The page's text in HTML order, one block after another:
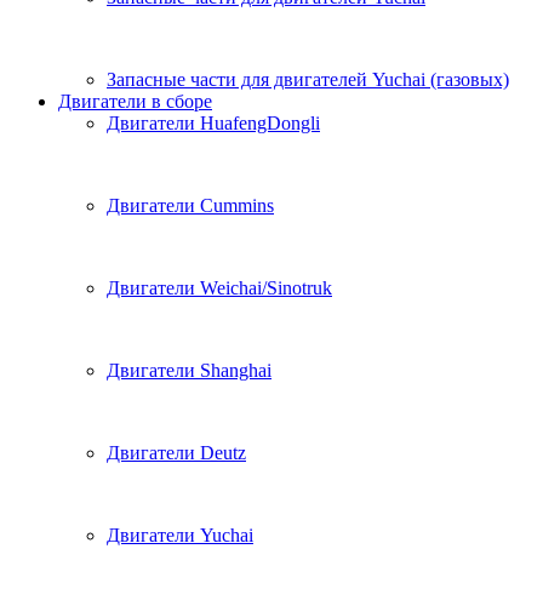
Запасные части для двигателей Yuchai (газовых)
Двигатели в сборе
Двигатели HuafengDongli
Двигатели Cummins
Двигатели Weichai/Sinotruk
Двигатели Shanghai
Двигатели Deutz
Двигатели Yuchai